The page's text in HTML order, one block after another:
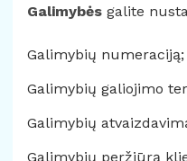
Galimybės galite
Galimybių numeraciją;
Galimybių galiojimo
Galimybių
Galimybių peržiūrą